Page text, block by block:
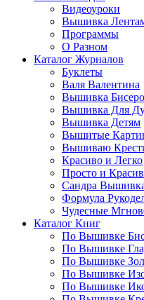
Видеоуроки
Вышивка
Программы
О Разном
Каталог Журналов
Буклеты
Валя Валентина
Вышивка
Вышивка Для
Вышивка Детям
Вышитые
Вышиваю
Красиво и Легко
Просто и
Сандра
Формула
Чудесные
Каталог Книг
По Вышивке
По Вышивке
По Вышивке
По Вышивке
По Вышивке